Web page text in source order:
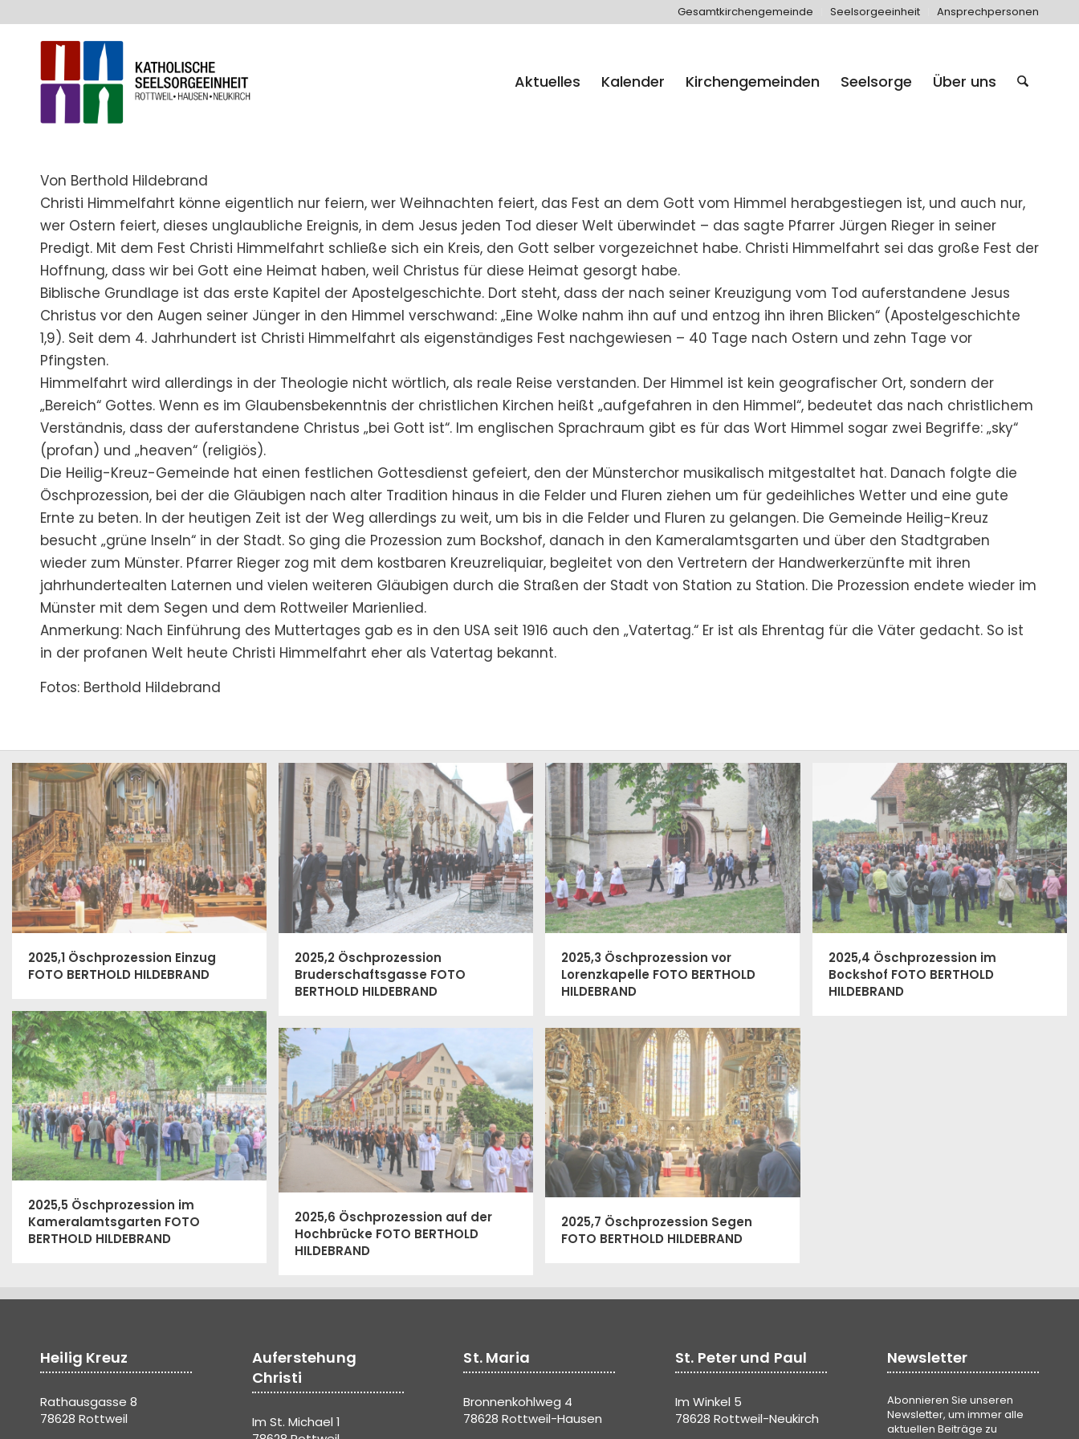
Gesamtkirchengemeinde Seelsorgeeinheit Ansprechpersonen
Aktuelles Kalender Kirchengemeinden Seelsorge Über uns
Von Berthold Hildebrand
Christi Himmelfahrt könne eigentlich nur feiern, wer Weihnachten feiert, das Fest an dem Gott vom Himmel herabgestiegen ist, und auch nur,
wer Ostern feiert, dieses unglaubliche Ereignis, in dem Jesus jeden Tod dieser Welt überwindet – das sagte Pfarrer Jürgen Rieger in seiner
Predigt. Mit dem Fest Christi Himmelfahrt schließe sich ein Kreis, den Gott selber vorgezeichnet habe. Christi Himmelfahrt sei das große Fest der
Hoffnung, dass wir bei Gott eine Heimat haben, weil Christus für diese Heimat gesorgt habe.
Biblische Grundlage ist das erste Kapitel der Apostelgeschichte. Dort steht, dass der nach seiner Kreuzigung vom Tod auferstandene Jesus
Christus vor den Augen seiner Jünger in den Himmel verschwand: „Eine Wolke nahm ihn auf und entzog ihn ihren Blicken“ (Apostelgeschichte
1,9). Seit dem 4. Jahrhundert ist Christi Himmelfahrt als eigenständiges Fest nachgewiesen – 40 Tage nach Ostern und zehn Tage vor
Pfingsten.
Himmelfahrt wird allerdings in der Theologie nicht wörtlich, als reale Reise verstanden. Der Himmel ist kein geografischer Ort, sondern der
„Bereich“ Gottes. Wenn es im Glaubensbekenntnis der christlichen Kirchen heißt „aufgefahren in den Himmel“, bedeutet das nach christlichem
Verständnis, dass der auferstandene Christus „bei Gott ist“. Im englischen Sprachraum gibt es für das Wort Himmel sogar zwei Begriffe: „sky“
(profan) und „heaven“ (religiös).
Die Heilig-Kreuz-Gemeinde hat einen festlichen Gottesdienst gefeiert, den der Münsterchor musikalisch mitgestaltet hat. Danach folgte die
Öschprozession, bei der die Gläubigen nach alter Tradition hinaus in die Felder und Fluren ziehen um für gedeihliches Wetter und eine gute
Ernte zu beten. In der heutigen Zeit ist der Weg allerdings zu weit, um bis in die Felder und Fluren zu gelangen. Die Gemeinde Heilig-Kreuz
besucht „grüne Inseln“ in der Stadt. So ging die Prozession zum Bockshof, danach in den Kameralamtsgarten und über den Stadtgraben
wieder zum Münster. Pfarrer Rieger zog mit dem kostbaren Kreuzreliquiar, begleitet von den Vertretern der Handwerkerzünfte mit ihren
jahrhundertealten Laternen und vielen weiteren Gläubigen durch die Straßen der Stadt von Station zu Station. Die Prozession endete wieder im
Münster mit dem Segen und dem Rottweiler Marienlied.
Anmerkung: Nach Einführung des Muttertages gab es in den USA seit 1916 auch den „Vatertag.“ Er ist als Ehrentag für die Väter gedacht. So ist
in der profanen Welt heute Christi Himmelfahrt eher als Vatertag bekannt.
Fotos: Berthold Hildebrand
2025,1 Öschprozession Einzug
FOTO BERTHOLD HILDEBRAND
2025,2 Öschprozession
Bruderschaftsgasse FOTO
BERTHOLD HILDEBRAND
2025,3 Öschprozession vor
Lorenzkapelle FOTO BERTHOLD
HILDEBRAND
2025,4 Öschprozession im
Bockshof FOTO BERTHOLD
HILDEBRAND
2025,5 Öschprozession im
Kameralamtsgarten FOTO
BERTHOLD HILDEBRAND
2025,6 Öschprozession auf der
Hochbrücke FOTO BERTHOLD
HILDEBRAND
2025,7 Öschprozession Segen
FOTO BERTHOLD HILDEBRAND
Heilig Kreuz
Rathausgasse 8
78628 Rottweil
Auferstehung
Christi
Im St. Michael 1
St. Maria
Bronnenkohlweg 4
78628 Rottweil-Hausen
St. Peter und Paul
Im Winkel 5
78628 Rottweil-Neukirch
Newsletter
Abonnieren Sie unseren
Newsletter, um immer alle
aktuellen Beiträge zu